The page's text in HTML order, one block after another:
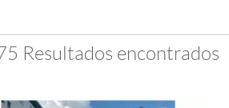
Resultados encontrados